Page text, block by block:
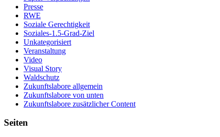
Presse
RWE
Soziale Gerechtigkeit
Soziales-1.5-Grad-Ziel
Unkategorisiert
Veranstaltung
Video
Visual Story
Waldschutz
Zukunftslabore allgemein
Zukunftslabore von unten
Zukunftslabore zusätzlicher Content
Seiten